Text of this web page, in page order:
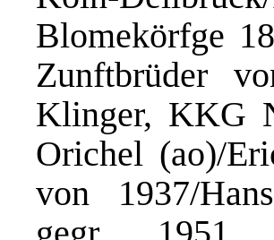
Blomekörfge
Zunftbrüder
Klinger, KKG
Orichel (ao)/
von 1937/